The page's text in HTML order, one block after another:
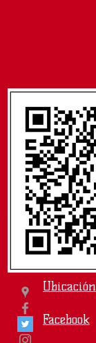
Ubicación
Facebook